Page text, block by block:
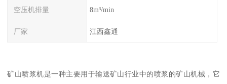
空压机排量 8m³/min
厂家 江西鑫通
矿山喷浆机是一种主要用于输送矿山行业中的喷浆的矿山机械，它